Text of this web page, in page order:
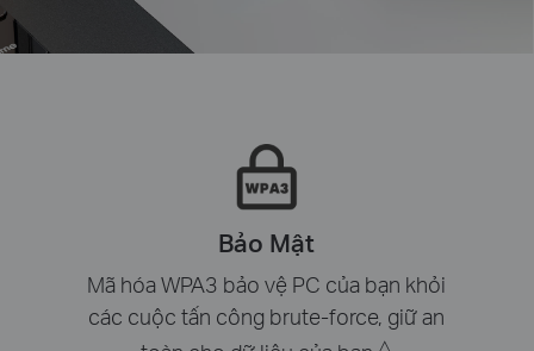
Bảo Mật
Mã hóa WPA3 bảo vệ PC của bạn khỏi
các cuộc tấn công brute-force, giữ an
△